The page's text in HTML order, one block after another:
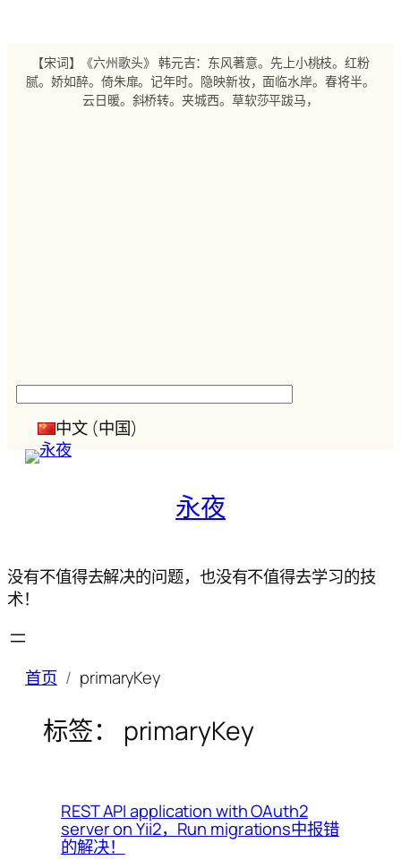
【宋词】《六州歌头》 韩元吉：东风著意。先上小桃枝。红粉
腻。娇如醉。倚朱扉。记年时。隐映新妆，面临水岸。春将半。
云日暖。斜桥转。夹城西。草软莎平跋马，
中文 (中国)
永夜
没有不值得去解决的问题，也没有不值得去学习的技
术！
首页 primaryKey
标签： primaryKey
REST API application with OAuth2
server on Yii2，Run migrations中报错
的解决！